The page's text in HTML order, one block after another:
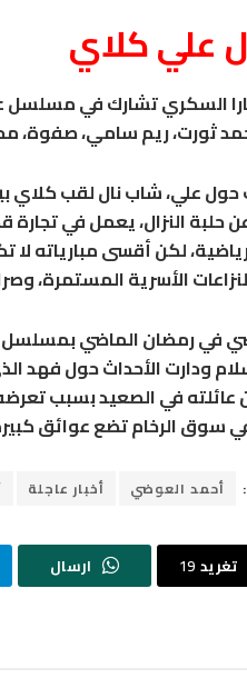
علي كلاي
السكري تشارك في مسلسل
ثورت، ريم سامي، صفوة،
حول علي، شاب نال لقب كلاي
حلبة النزال، يعمل في تجارة
لكن أقسى مبارياته لا
الأسرية المستمرة،
في رمضان الماضي بمسلسل
ودارت الأحداث حول فهد
في الصعيد بسبب
سوق الرخام تضع عوائق
أحمد العوضي أخبار عاجلة
تغريد 19 ارسال